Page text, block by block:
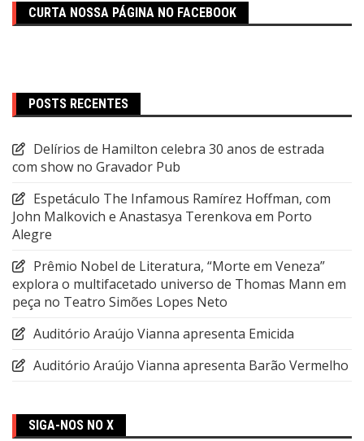
CURTA NOSSA PÁGINA NO FACEBOOK
POSTS RECENTES
Delírios de Hamilton celebra 30 anos de estrada
com show no Gravador Pub
Espetáculo The Infamous Ramírez Hoffman, com
John Malkovich e Anastasya Terenkova em Porto
Alegre
Prêmio Nobel de Literatura, “Morte em Veneza”
explora o multifacetado universo de Thomas Mann em
peça no Teatro Simões Lopes Neto
Auditório Araújo Vianna apresenta Emicida
Auditório Araújo Vianna apresenta Barão Vermelho
SIGA-NOS NO X